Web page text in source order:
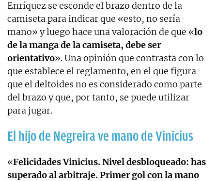
Enríquez se esconde el brazo dentro de la
camiseta para indicar que «esto, no sería
mano» y luego hace una valoración de que «lo
de la manga de la camiseta, debe ser
orientativo». Una opinión que contrasta con lo
que establece el reglamento, en el que figura
que el deltoides no es considerado como parte
del brazo y que, por tanto, se puede utilizar
para jugar.
El hijo de Negreira ve mano de Vinicius
«Felicidades Vinicius. Nivel desbloqueado: has
superado al arbitraje. Primer gol con la mano